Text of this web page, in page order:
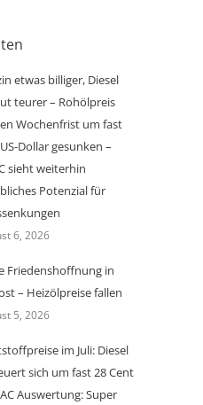
etwas billiger, Diesel
teurer – Rohölpreis
Wochenfrist um fast
Dollar gesunken –
sieht weiterhin
Potenzial für
6, 2026
Friedenshoffnung in
– Heizölpreise fallen
5, 2026
im Juli: Diesel
sich um fast 28 Cent
Auswertung: Super